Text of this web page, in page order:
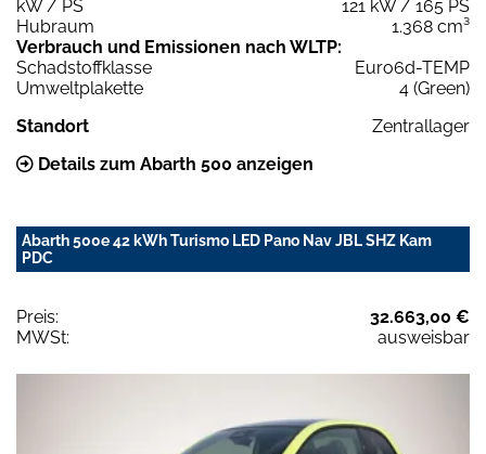
kW / PS
121 kW / 165 PS
Hubraum
1.368 cm³
Verbrauch und Emissionen nach WLTP:
Schadstoffklasse
Euro6d-TEMP
Umweltplakette
4 (Green)
Standort
Zentrallager
Details zum Abarth 500 anzeigen
Abarth 500e 42 kWh Turismo LED Pano Nav JBL SHZ Kam
PDC
Preis:
32.663,00 €
MWSt:
ausweisbar